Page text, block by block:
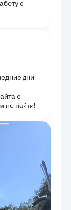
с
дни
с
не найти!